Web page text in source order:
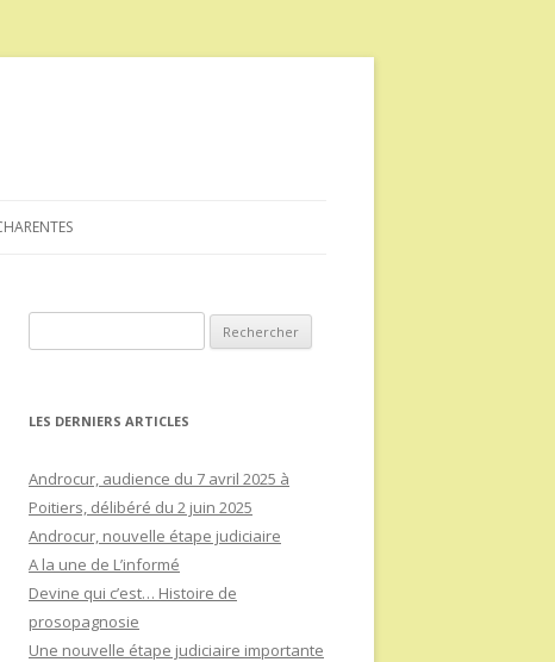
LES DERNIERS ARTICLES
Androcur, audience du 7 avril 2025 à
Poitiers, délibéré du 2 juin 2025
Androcur, nouvelle étape judiciaire
A la une de L’informé
Devine qui c’est… Histoire de
prosopagnosie
Une nouvelle étape judiciaire importante